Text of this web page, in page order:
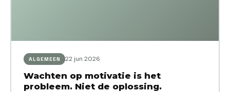
ALGEMEEN 22 jun 2026
Wachten op motivatie is het
probleem. Niet de oplossing.